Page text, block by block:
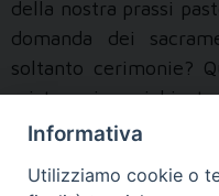
della nostra prassi
domanda dei
soltanto cerimonie?
mistagogico
riflessione può istruire
concretamente:
sacramentale e
Informativa
Utilizziamo cookie o